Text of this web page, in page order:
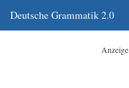
Inhalt
springen
Deutsche Grammatik 2.0
Anzeige